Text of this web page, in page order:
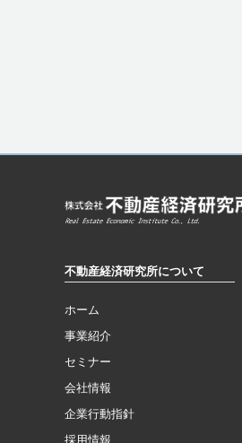
不動産経済研究所について
ホーム
事業紹介
セミナー
会社情報
企業行動指針
採用情報